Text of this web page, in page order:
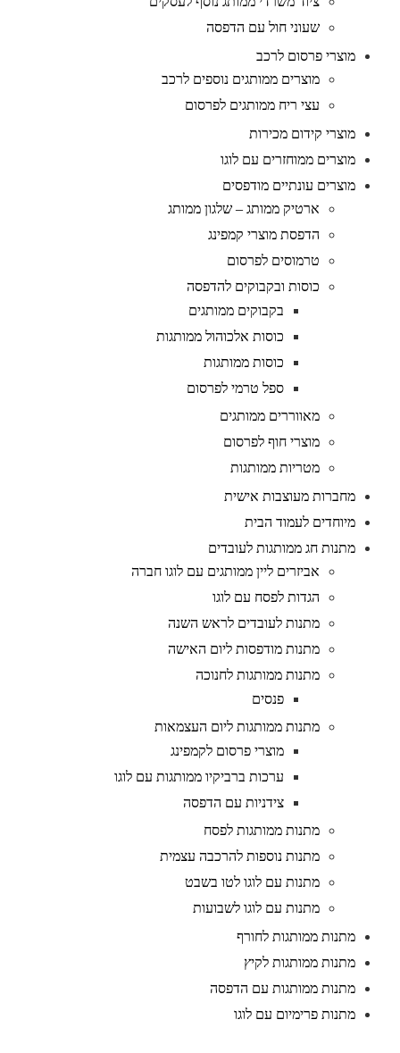
שעוני חול עם הדפסה
מוצרי פרסום לרכב
מוצרים ממותגים נוספים לרכב
עצי ריח ממותגים לפרסום
מוצרי קידום מכירות
מוצרים ממוחזרים עם לוגו
מוצרים עונתיים מודפסים
ארטיק ממותג – שלגון ממותג
הדפסת מוצרי קמפינג
טרמוסים לפרסום
כוסות ובקבוקים להדפסה
בקבוקים ממותגים
כוסות אלכוהול ממותגות
כוסות ממותגות
ספל טרמי לפרסום
מאווררים ממותגים
מוצרי חוף לפרסום
מטריות ממותגות
מחברות מעוצבות אישית
מיוחדים לעמוד הבית
מתנות חג ממותגות לעובדים
אביזרים ליין ממותגים עם לוגו חברה
הגדות לפסח עם לוגו
מתנות לעובדים לראש השנה
מתנות מודפסות ליום האישה
מתנות ממותגות לחנוכה
פנסים
מתנות ממותגות ליום העצמאות
מוצרי פרסום לקמפינג
ערכות ברביקיו ממותגות עם לוגו
צידניות עם הדפסה
מתנות ממותגות לפסח
מתנות נוספות להרכבה עצמית
מתנות עם לוגו לטו בשבט
מתנות עם לוגו לשבועות
מתנות ממותגות לחורף
מתנות ממותגות לקיץ
מתנות ממותגות עם הדפסה
מתנות פרימיום עם לוגו